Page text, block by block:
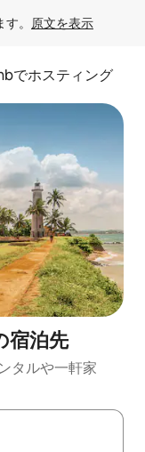
。 原文を表示
でホスティング
宿⁠泊⁠先
タ⁠ルや一⁠軒⁠家
を使って移動するか